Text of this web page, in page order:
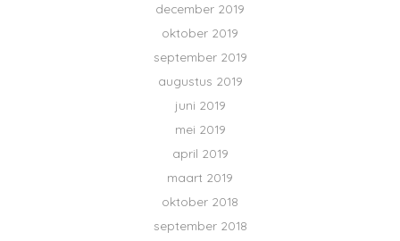
december 2019
oktober 2019
september 2019
augustus 2019
juni 2019
mei 2019
april 2019
maart 2019
oktober 2018
september 2018